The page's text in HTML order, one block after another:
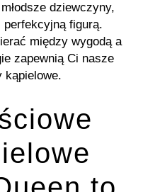
dziewczyny,
figurą.
między wygodą a
zapewnią Ci nasze
kąpielowe.